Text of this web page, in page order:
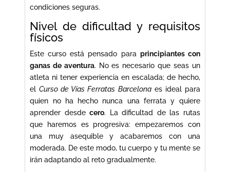
condiciones seguras.
Nivel de dificultad y requisitos
físicos
Este curso está pensado para principiantes con
ganas de aventura. No es necesario que seas un
atleta ni tener experiencia en escalada; de hecho,
elCurso de Vías Ferratas Barcelonaes ideal para
quien no ha hecho nunca una ferrata y quiere
aprender desdecero. La dificultad de las rutas
que haremos es progresiva: empezaremos con
una muy asequible y acabaremos con una
moderada. De este modo, tu cuerpo y tu mente se
irán adaptando al reto gradualmente.